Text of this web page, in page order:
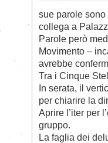
sue parole
collega a
Parole però
Movimento –
avrebbe
Tra i Cinque
In serata, il
per chiarire la
Aprire l’iter per
gruppo.
La faglia dei